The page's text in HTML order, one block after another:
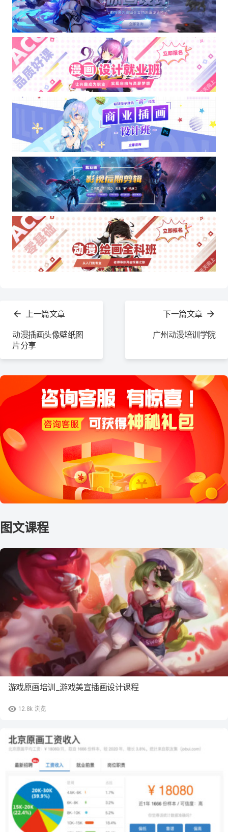
上一篇文章
动漫插画头像壁纸图
片分享
下一篇文章
广州动漫培训学院
12.8k 浏览
游戏原画培训_游戏美宣插画设计课程